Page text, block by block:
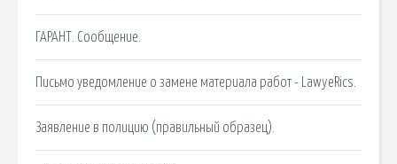
ГАРАНТ. Сообщение.
Письмо уведомление о замене материала работ - LawyeRics.
Заявление в полицию (правильный образец).